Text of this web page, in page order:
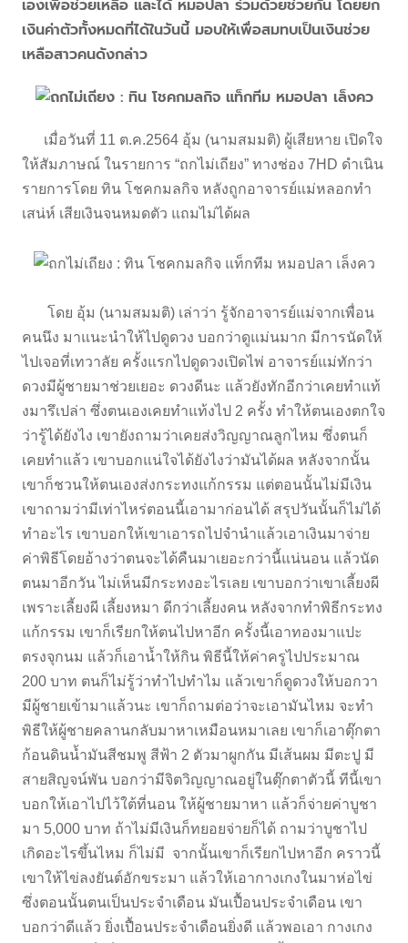
เองเพื่อช่วยเหลือ และได้ หมอปลา ร่วมด้วยช่วยกัน โดยยก
เงินค่าตัวทั้งหมดที่ได้ในวันนี้ มอบให้เพื่อสมทบเป็นเงินช่วย
เหลือสาวคนดังกล่าว
เมื่อวันที่ 11 ต.ค.2564 อุ้ม (นามสมมติ) ผู้เสียหาย เปิดใจ
ให้สัมภาษณ์ ในรายการ “ถกไม่เถียง” ทางช่อง 7HD ดำเนิน
รายการโดย ทิน โชคกมลกิจ หลังถูกอาจารย์แม่หลอกทำ
เสน่ห์ เสียเงินจนหมดตัว แถมไม่ได้ผล
โดย อุ้ม (นามสมมติ) เล่าว่า รู้จักอาจารย์แม่จากเพื่อน
คนนึง มาแนะนำให้ไปดูดวง บอกว่าดูแม่นมาก มีการนัดให้
ไปเจอที่เทวาลัย ครั้งแรกไปดูดวงเปิดไพ่ อาจารย์แม่ทักว่า
ดวงมีผู้ชายมาช่วยเยอะ ดวงดีนะ แล้วยังทักอีกว่าเคยทำแท้
งมารึเปล่า ซึ่งตนเองเคยทำแท้งไป 2 ครั้ง ทำให้ตนเองตกใจ
ว่ารู้ได้ยังไง เขายังถามว่าเคยส่งวิญญาณลูกไหม ซึ่งตนก็
เคยทำแล้ว เขาบอกแน่ใจได้ยังไงว่ามันได้ผล หลังจากนั้น
เขาก็ชวนให้ตนเองส่งกระทงแก้กรรม แต่ตอนนั้นไม่มีเงิน
เขาถามว่ามีเท่าไหร่ตอนนี้เอามาก่อนได้ สรุปวันนั้นก็ไม่ได้
ทำอะไร เขาบอกให้เขาเอารถไปจำนำแล้วเอาเงินมาจ่าย
ค่าพิธีโดยอ้างว่าตนจะได้คืนมาเยอะกว่านี้แน่นอน แล้วนัด
ตนมาอีกวัน ไม่เห็นมีกระทงอะไรเลย เขาบอกว่าเขาเลี้ยงผี
เพราะเลี้ยงผี เลี้ยงหมา ดีกว่าเลี้ยงคน หลังจากทำพิธีกระทง
แก้กรรม เขาก็เรียกให้ตนไปหาอีก ครั้งนี้เอาทองมาแปะ
ตรงจุกนม แล้วก็เอาน้ำให้กิน พิธีนี้ให้ค่าครูไปประมาณ
200 บาท ตนก็ไม่รู้ว่าทำไปทำไม แล้วเขาก็ดูดวงให้บอกวา
มีผู้ชายเข้ามาแล้วนะ เขาก็ถามต่อว่าจะเอามันไหม จะทำ
พิธีให้ผู้ชายคลานกลับมาหาเหมือนหมาเลย เขาก็เอาตุ๊กตา
ก้อนดินน้ำมันสีชมพู สีฟ้า 2 ตัวมาผูกกัน มีเส้นผม มีตะปู มี
สายสิญจน์พัน บอกว่ามีจิตวิญญาณอยู่ในตุ๊กตาตัวนี้ ทีนี้เขา
บอกให้เอาไปไว้ใต้ที่นอน ให้ผู้ชายมาหา แล้วก็จ่ายค่าบูชา
มา 5,000 บาท ถ้าไม่มีเงินก็ทยอยจ่ายก็ได้ ถามว่าบูชาไป
เกิดอะไรขึ้นไหม ก็ไม่มี จากนั้นเขาก็เรียกไปหาอีก คราวนี้
เขาให้ไข่ลงยันต์อักขระมา แล้วให้เอากางเกงในมาห่อไข่
ซึ่งตอนนั้นตนเป็นประจำเดือน มันเปื้อนประจำเดือน เขา
บอกว่าดีแล้ว ยิ่งเปื้อนประจำเดือนยิ่งดี แล้วพอเอา กางเกง